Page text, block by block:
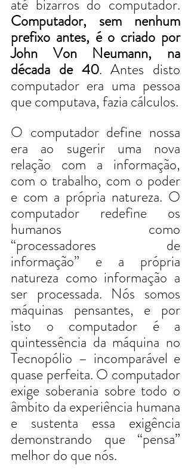
Computador, sem nenhum
prefixo antes, é o criado por
John Von Neumann, na
década de 40. Antes disto
computador era uma pessoa
que computava, fazia cálculos.
O computador define nossa
era ao sugerir uma nova
relação com a informação,
com o trabalho, com o poder
e com a própria natureza. O
computador redefine os
humanos como
“processadores de
informação” e a própria
natureza como informação a
ser processada. Nós somos
máquinas pensantes, e por
isto o computador é a
quintessência da máquina no
Tecnopólio – incomparável e
quase perfeita. O computador
exige soberania sobre todo o
âmbito da experiência humana
e sustenta essa exigência
demonstrando que “pensa”
melhor do que nós.